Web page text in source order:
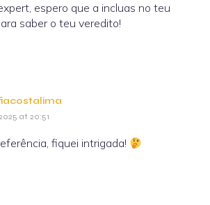
espero que a incluas no teu
saber o teu veredito!
at 20:51
fiquei intrigada!